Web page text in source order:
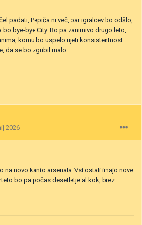
padati, Pepiča ni več, par igralcev bo odšlo,
bo bye-bye City. Bo pa zanimivo drugo leto,
komu bo uspelo ujeti konsistentnost.
da se bo zgubil malo.
2026
na novo kanto arsenala. Vsi ostali imajo nove
bo pa počas desetletje al kok, brez